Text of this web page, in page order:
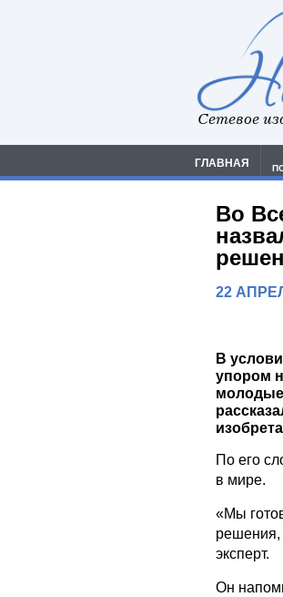
Сетевое
ГЛАВНАЯ
Во
22
В
упором
молодые
По его
в мире.
«Мы
решения,
эксперт.
Он